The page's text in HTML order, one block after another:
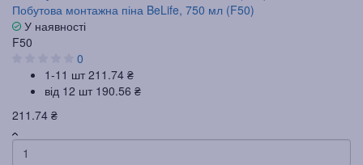
Побутова монтажна піна BeLife, 750 мл (F50)
У наявності
F50
0
1-11 шт 211.74 ₴
від 12 шт 190.56 ₴
211.74 ₴